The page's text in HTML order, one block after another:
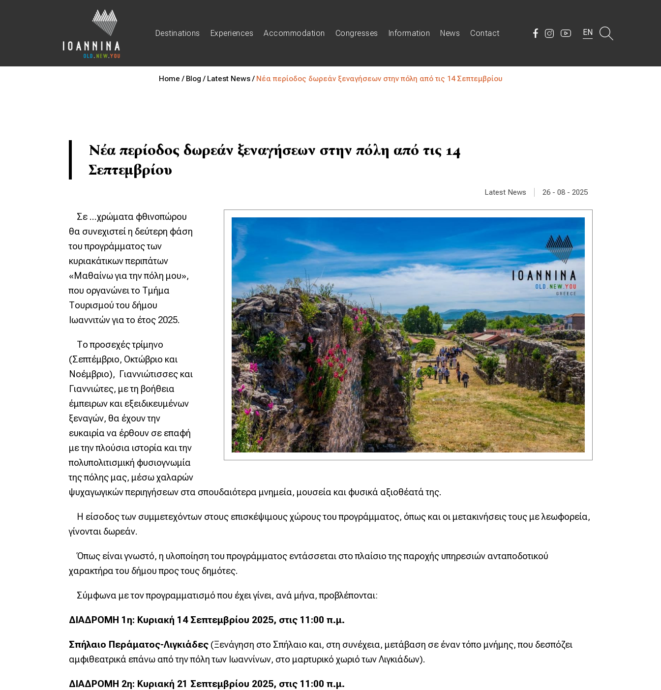
Destinations Experiences Accommodation Congresses Information News Contact EN
Home / Blog / Latest News / Νέα περίοδος δωρεάν ξεναγήσεων στην πόλη από τις 14 Σεπτεμβρίου
Νέα περίοδος δωρεάν ξεναγήσεων στην πόλη από τις 14
Σεπτεμβρίου
Latest News | 26 - 08 - 2025
Σε …χρώματα φθινοπώρου
θα συνεχιστεί η δεύτερη φάση
του προγράμματος των
κυριακάτικων περιπάτων
«Μαθαίνω για την πόλη μου»,
που οργανώνει το Τμήμα
Τουρισμού του δήμου
Ιωαννιτών για το έτος 2025.
Το προσεχές τρίμηνο
(Σεπτέμβριο, Οκτώβριο και
Νοέμβριο), Γιαννιώτισσες και
Γιαννιώτες, με τη βοήθεια
έμπειρων και εξειδικευμένων
ξεναγών, θα έχουν την
ευκαιρία να έρθουν σε επαφή
με την πλούσια ιστορία και την
πολυπολιτισμική φυσιογνωμία
της πόλης μας, μέσω χαλαρών
ψυχαγωγικών περιηγήσεων στα σπουδαιότερα μνημεία, μουσεία και φυσικά αξιοθέατά της.
Η είσοδος των συμμετεχόντων στους επισκέψιμους χώρους του προγράμματος, όπως και οι μετακινήσεις τους με λεωφορεία,
γίνονται δωρεάν.
Όπως είναι γνωστό, η υλοποίηση του προγράμματος εντάσσεται στο πλαίσιο της παροχής υπηρεσιών ανταποδοτικού
χαρακτήρα του δήμου προς τους δημότες.
Σύμφωνα με τον προγραμματισμό που έχει γίνει, ανά μήνα, προβλέπονται:
ΔΙΑΔΡΟΜΗ 1η: Κυριακή 14 Σεπτεμβρίου 2025, στις 11:00 π.μ.
Σπήλαιο Περάματος-Λιγκιάδες(Ξενάγηση στο Σπήλαιο και, στη συνέχεια, μετάβαση σε έναν τόπο μνήμης, που δεσπόζει
αμφιθεατρικά επάνω από την πόλη των Ιωαννίνων, στο μαρτυρικό χωριό των Λιγκιάδων).
ΔΙΑΔΡΟΜΗ 2η: Κυριακή 21 Σεπτεμβρίου 2025, στις 11:00 π.μ.